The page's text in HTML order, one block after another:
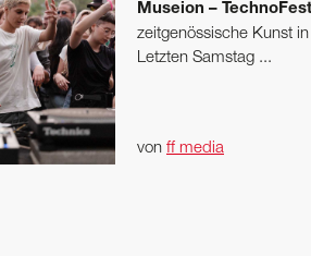
Museion –
zeitgenössische Kunst
Letzten Samstag ...
von ff media